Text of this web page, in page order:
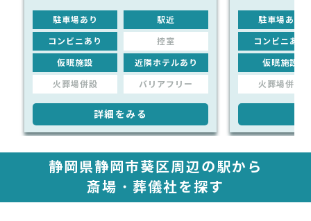
駐車場あり 駅近
コンビニあり 控室
仮眠施設 近隣ホテルあり
火葬場併設 バリアフリー
詳細をみる
駐車場あり
コンビニあり
仮眠施設
火葬場併設
静岡県静岡市葵区周辺の駅から
斎場・葬儀社を探す